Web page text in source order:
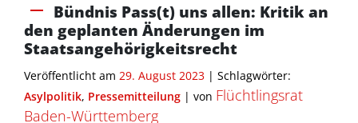
Bündnis Pass(t) uns allen: Kritik an
den geplanten Änderungen im
Staatsangehörigkeitsrecht
Veröffentlicht am 29. August 2023 | Schlagwörter:
Asylpolitik, Pressemitteilung | von Flüchtlingsrat
Baden-Württemberg